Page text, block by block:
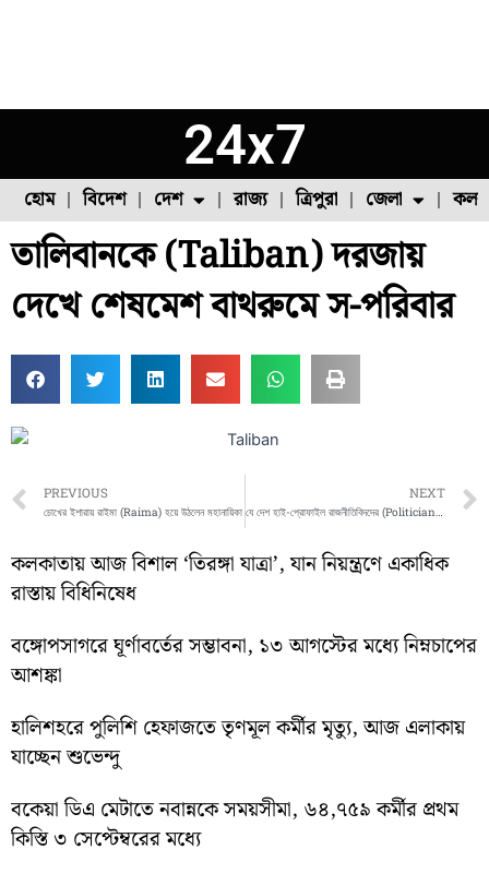
24x7
হোম বিদেশ দেশ
ফুল চাষ ফল চাষ মাছ চাষ
রাজ্য ত্রিপুরা জেলা
উত্তর ২৪ পরগনা
তালিবানকে (Taliban) দরজায়
দেখে শেষমেশ বাথরুমে স-পরিবার
Prev
PREVIOUS
চোখের ইশারায় রাইমা (Raima) হয়ে উঠলেন মহানায়িকা
NEXT
যে দেশ হাই-প্রোফাইল রাজনীতিবিদদের (Politician) শেষ ঠাঁই
কলকাতায় আজ বিশাল ‘তিরঙ্গা যাত্রা’, যান নিয়ন্ত্রণে একাধিক
রাস্তায় বিধিনিষেধ
বঙ্গোপসাগরে ঘূর্ণাবর্তের সম্ভাবনা, ১৩ আগস্টের মধ্যে নিম্নচাপের
আশঙ্কা
হালিশহরে পুলিশি হেফাজতে তৃণমূল কর্মীর মৃত্যু, আজ এলাকায়
যাচ্ছেন শুভেন্দু
বকেয়া ডিএ মেটাতে নবান্নকে সময়সীমা, ৬৪,৭৫৯ কর্মীর প্রথম
কিস্তি ৩ সেপ্টেম্বরের মধ্যে